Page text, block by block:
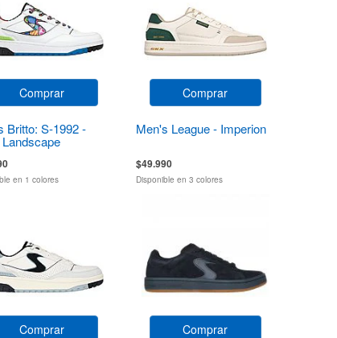
Comprar
Britto: S-1992 -
en 1 colores
Comprar
Men's League - Imperion
$49.990
Disponible en 3 colores
Comprar Comprar